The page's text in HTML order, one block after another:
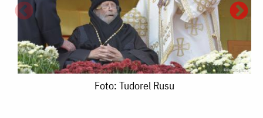
Foto: Tudorel Rusu